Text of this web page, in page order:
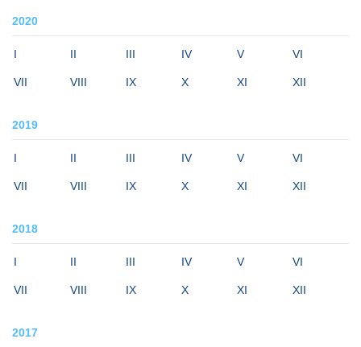
2020
I II III IV V VI
VII VIII IX X XI XII
2019
I II III IV V VI
VII VIII IX X XI XII
2018
I II III IV V VI
VII VIII IX X XI XII
2017